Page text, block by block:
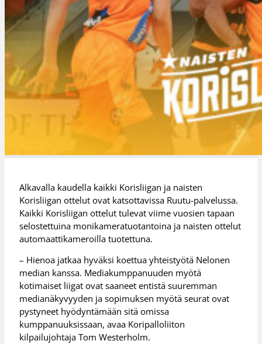
Alkavalla kaudella kaikki Korisliigan ja naisten
Korisliigan ottelut ovat katsottavissa Ruutu-palvelussa.
Kaikki Korisliigan ottelut tulevat viime vuosien tapaan
selostettuina monikameratuotantoina ja naisten ottelut
automaattikameroilla tuotettuna.
– Hienoa jatkaa hyväksi koettua yhteistyötä Nelonen
median kanssa. Mediakumppanuuden myötä
kotimaiset liigat ovat saaneet entistä suuremman
medianäkyvyyden ja sopimuksen myötä seurat ovat
pystyneet hyödyntämään sitä omissa
kumppanuuksissaan, avaa Koripalloliiton
kilpailujohtaja Tom Westerholm.